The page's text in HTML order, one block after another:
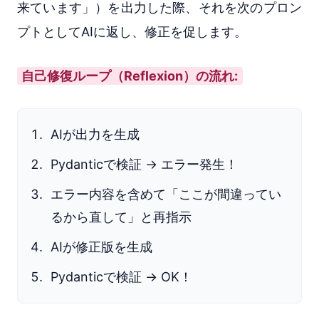
来ています」）を出力した際、それを次のプロン
プトとしてAIに返し、修正を促します。
自己修復ループ（Reflexion）の流れ:
AIが出力を生成
Pydanticで検証 → エラー発生！
エラー内容を含めて「ここが間違ってい
るから直して」と再指示
AIが修正版を生成
Pydanticで検証 → OK！